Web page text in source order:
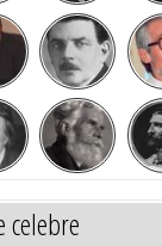
celebre